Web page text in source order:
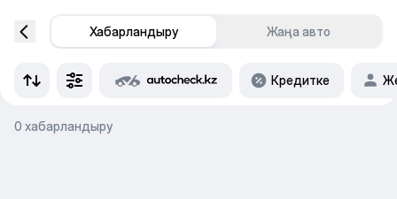
Хабарландыру Жаңа авто
Кредитке
0 хабарландыру